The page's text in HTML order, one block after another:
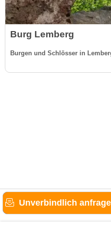
Burg Lemberg
Burgen und Schlösser in
Unverbindlich